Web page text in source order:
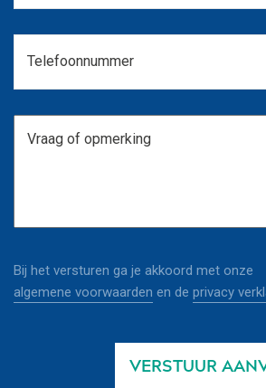
Bij het versturen ga je akkoord met onze
algemene voorwaarden en de privacy